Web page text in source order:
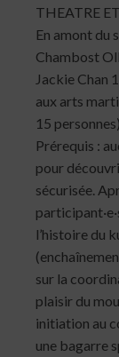
THEATRE
En amont du
Chambost
Jackie Chan
aux arts
15
Prérequis :
pour
sécurisée.
l’histoire du
sur la
plaisir du
initiation au
une bagarre